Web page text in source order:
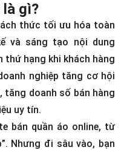
là gì?
thức tối ưu hóa toàn
và sáng tạo nội dung
thứ hạng khi khách hàng
nghiệp tăng cơ hội
tăng doanh số bán hàng
uy tín.
bán quần áo online, từ
Nhưng đi sâu vào, bạn